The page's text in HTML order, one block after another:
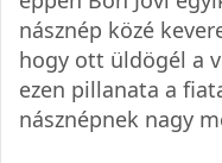
násznép közé
hogy ott üldögél a
ezen pillanata a
násznépnek nagy